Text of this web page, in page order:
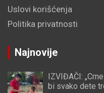
Uslovi korišćenja
Politika privatnosti
Najnovije
IZVIĐAČI:
bi svako dete